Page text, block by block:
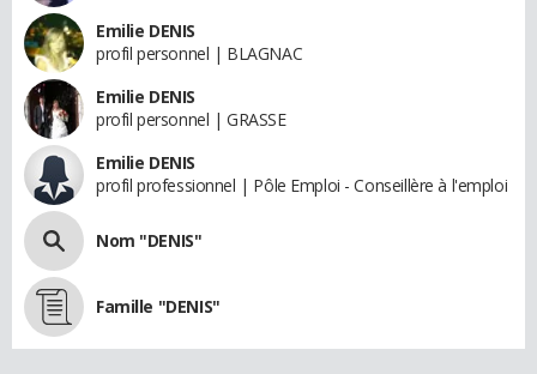
Emilie DENIS
profil personnel | BLAGNAC
Emilie DENIS
profil personnel | GRASSE
Emilie DENIS
profil professionnel | Pôle Emploi - Conseillère à l'emploi
Nom "DENIS"
Famille "DENIS"